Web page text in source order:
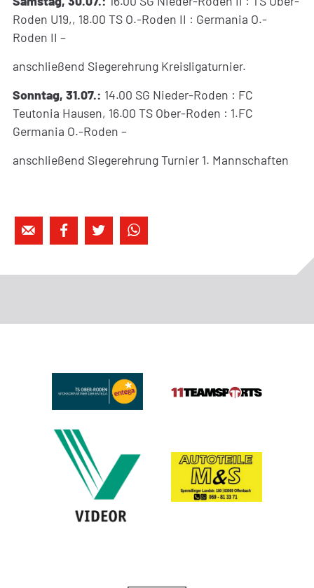
Roden U19,, 18.00 TS O.-Roden II : Germania O.-
Roden II –
anschließend Siegerehrung Kreisligaturnier.
Sonntag, 31.07.: 14.00 SG Nieder-Roden : FC
Teutonia Hausen, 16.00 TS Ober-Roden : 1.FC
Germania O.-Roden –
anschließend Siegerehrung Turnier 1. Mannschaften
   